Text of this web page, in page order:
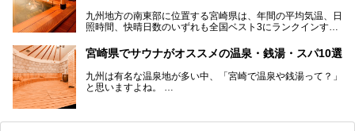
九州地方の南東部に位置する宮崎県は、年間の平均気温、日
照時間、快晴日数のいずれも全国ベスト3にランクインする
青空が彩る、鮮やかな自然の景観が魅力です。断崖と滝が神
秘的な高千穂峡や、「鬼の洗濯板」と呼ばれる岩に囲まれた
青島、霧島連山を望むえびの高原、青い空と海が続く日南海
岸など、自然を満喫できる見どころは県内全域に広がってい
ます。
宮崎県でサウナがオススメの温泉・銭湯・スパ10選
九州は有名な温泉地が多い中、「宮崎で温泉や銭湯って？」
と思いますよね。
あるんです。